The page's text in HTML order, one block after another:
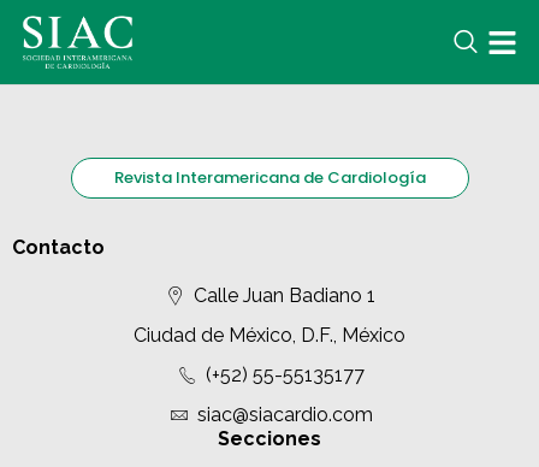
Revista Interamericana de Cardiología
Contacto
Calle Juan Badiano 1
Ciudad de México, D.F., México
(+52) 55-55135177
siac@siacardio.com
Secciones